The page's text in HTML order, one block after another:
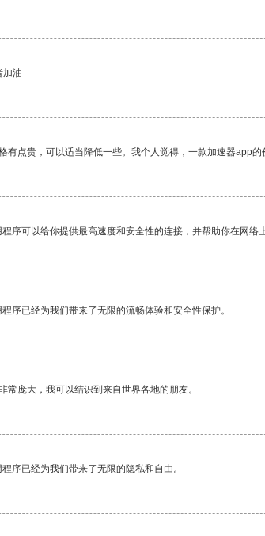
加油
有点贵，可以适当降低一些。我个人觉得，一款加速器app的
序可以给你提供最高速度和安全性的连接，并帮助你在网络
序已经为我们带来了无限的流畅体验和安全性保护。
常庞大，我可以结识到来自世界各地的朋友。
序已经为我们带来了无限的隐私和自由。